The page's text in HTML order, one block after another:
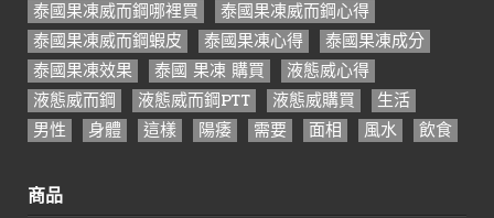
泰國果凍威而鋼哪裡買
泰國果凍威而鋼心得
泰國果凍威而鋼蝦皮
泰國果凍心得
泰國果凍成分
泰國果凍效果
泰國 果凍 購買
液態威心得
液態威而鋼
液態威而鋼PTT 液態威購買
生活
男性
身體 這樣 陽痿 需要 面相 風水 飲食
商品